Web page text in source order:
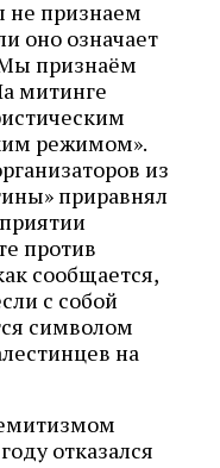
не признаем
оно означает
признаём
митинге
режимом».
из
приравнял
против
сообщается,
с собой
символом
на
отказался